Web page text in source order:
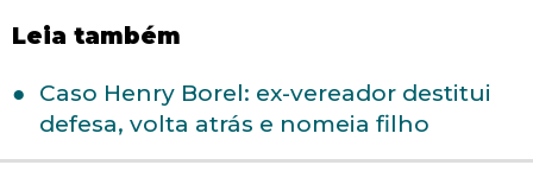
Leia também
Caso Henry Borel: ex-vereador destitui
defesa, volta atrás e nomeia filho